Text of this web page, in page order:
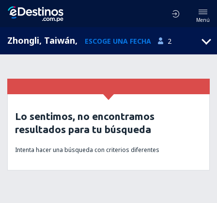
Menú
Zhongli, Taiwán, ESCOGE UNA FECHA 2
Lo sentimos, no encontramos
resultados para tu búsqueda
Intenta hacer una búsqueda con criterios diferentes